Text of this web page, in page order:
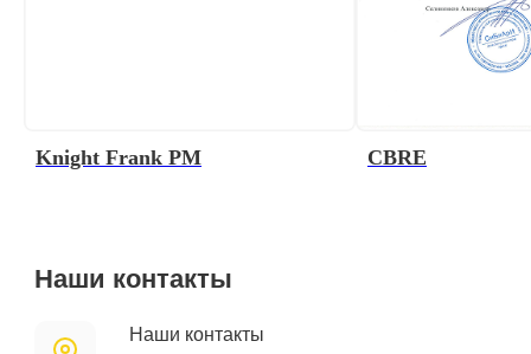
Knight Frank PM CBRE
Наши контакты
Наши контакты